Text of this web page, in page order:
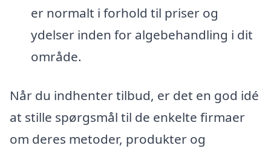
er normalt i forhold til priser og
ydelser inden for algebehandling i dit
område.
Når du indhenter tilbud, er det en god idé
at stille spørgsmål til de enkelte firmaer
om deres metoder, produkter og